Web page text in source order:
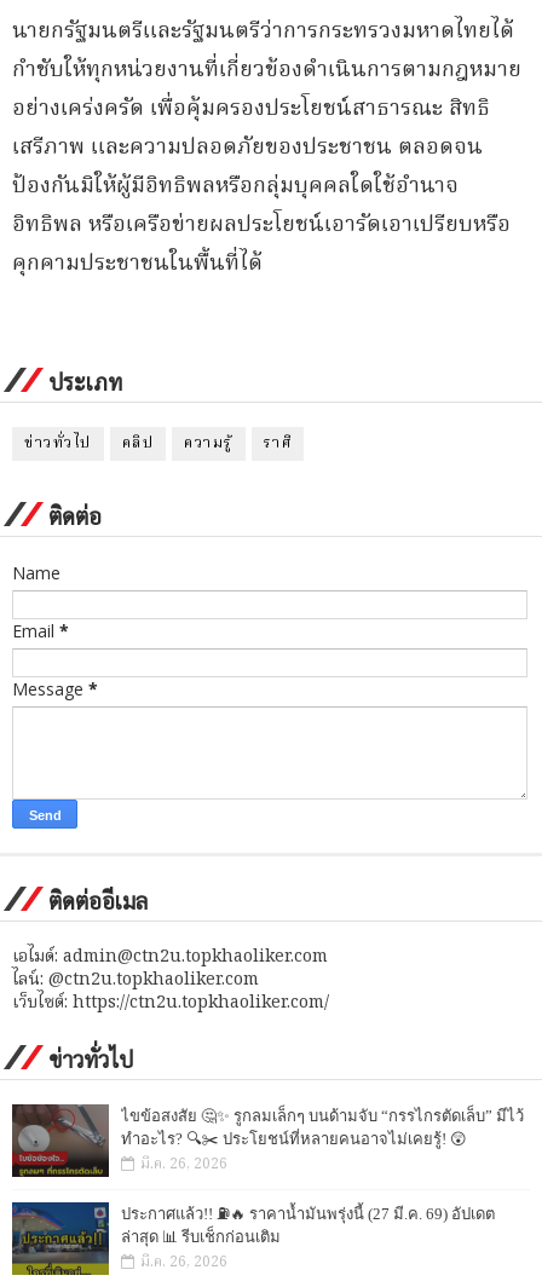
นายกรัฐมนตรีและรัฐมนตรีว่าการกระทรวงมหาดไทยได้
กำชับให้ทุกหน่วยงานที่เกี่ยวข้องดำเนินการตามกฎหมาย
อย่างเคร่งครัด เพื่อคุ้มครองประโยชน์สาธารณะ สิทธิ
เสรีภาพ และความปลอดภัยของประชาชน ตลอดจน
ป้องกันมิให้ผู้มีอิทธิพลหรือกลุ่มบุคคลใดใช้อำนาจ
อิทธิพล หรือเครือข่ายผลประโยชน์เอารัดเอาเปรียบหรือ
คุกคามประชาชนในพื้นที่ได้
ประเภท
ข่าวทั่วไป คลิป ความรู้ ราศี
ติดต่อ
Name
Email *
Message *
ติดต่ออีเมล
เอไมด์: admin@ctn2u.topkhaoliker.com
ไลน์: @ctn2u.topkhaoliker.com
เว็บไซต์: https://ctn2u.topkhaoliker.com/
ข่าวทั่วไป
ไขข้อสงสัย 🤔✨ รูกลมเล็กๆ บนด้ามจับ “กรรไกรตัดเล็บ” มีไว้
ทำอะไร? 🔍✂️ ประโยชน์ที่หลายคนอาจไม่เคยรู้! 😲
มี.ค. 26, 2026
ประกาศแล้ว!! ⛽🔥 ราคาน้ำมันพรุ่งนี้ (27 มี.ค. 69) อัปเดต
ล่าสุด 📊 รีบเช็กก่อนเติม
มี.ค. 26, 2026